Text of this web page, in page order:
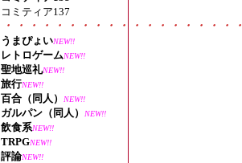
コミティア137
・・・・・・・・・・・・・・・・・・・
うまぴょいNEW!!
レトロゲームNEW!!
聖地巡礼NEW!!
旅行NEW!!
百合（同人） NEW!!
ガルパン（同人） NEW!!
飲食系NEW!!
TRPGNEW!!
評論NEW!!